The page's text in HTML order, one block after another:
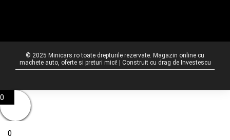
© 2025 Minicars.ro toate drepturile rezervate. Magazin online cu
machete auto, oferte si preturi mici! | Construit cu drag de Investescu
0
0